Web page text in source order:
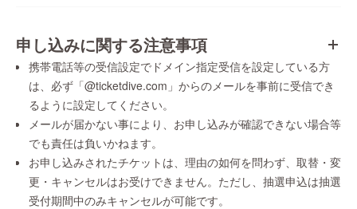
申し込みに関する注意事項
携帯電話等の受信設定でドメイン指定受信を設定している方
は、必ず「@ticketdive.com」からのメールを事前に受信でき
るように設定してください。
メールが届かない事により、お申し込みが確認できない場合等
でも責任は負いかねます。
お申し込みされたチケットは、理由の如何を問わず、取替・変
更・キャンセルはお受けできません。ただし、抽選申込は抽選
受付期間中のみキャンセルが可能です。